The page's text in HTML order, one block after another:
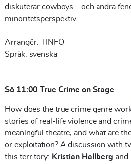
diskuterar cowboys – och andra
minoritetsperspektiv.
Arrangör: TINFO
Språk: svenska
Sö 11:00 True Crime on Stage
How does the true crime genre
stories of real-life violence and
meaningful theatre, and what are
or exploitation? A discussion with
this territory: Kristian Hallberg and